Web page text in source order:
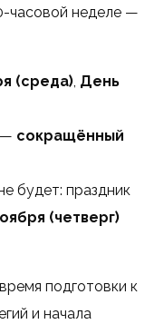
часовой неделе —
(среда), День
сокращённый
будет: праздник
(четверг)
подготовки к
и начала